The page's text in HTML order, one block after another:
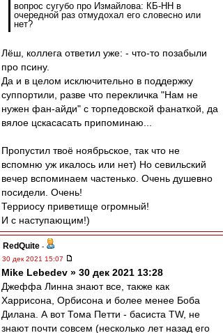
вопрос сугубо про Измайлова: КБ-НН в
очередной раз отмудохал его словесно или
нет?
Лёш, коллега ответил уже: - что-то позабыли
про псину.
Да и в целом исключительно в поддержку
суппортили, разве что перекличка "Нам не
нужен фан-айди" с торпедовской фанаткой, да
вялое цскасасать припоминаю...
Пропустил твоё ноябрьское, так что не
вспомню уж икалось или нет) Но севильский
вечер вспоминаем частенько. Очень душевно
посидели. Очень!
Терриосу приветище огромный!
И с наступающим!)
RedQuite -
30 дек 2021 15:07
Mike Lebedev » 30 дек 2021 13:28
Джеффа Линна знают все, также как
Харрисона, Орбисона и более менее Боба
Дилана. А вот Тома Петти - басиста TW, не
знают почти совсем (несколько лет назад его